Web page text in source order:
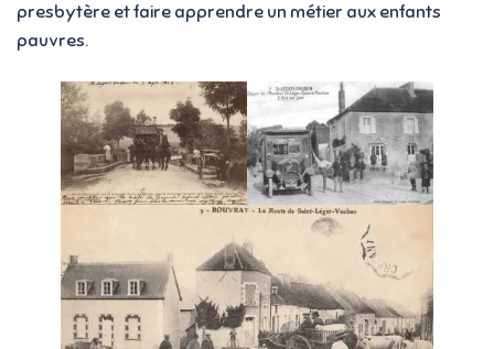
presbytère et faire apprendre un métier aux enfants
pauvres.